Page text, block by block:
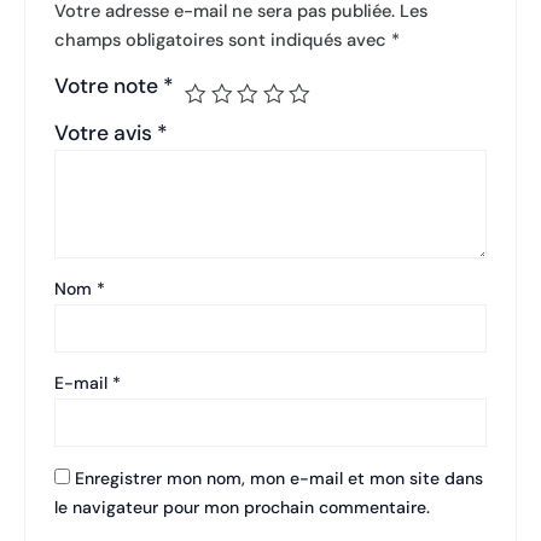
Votre adresse e-mail ne sera pas publiée. Les
champs obligatoires sont indiqués avec *
Votre note *
Votre avis *
Nom *
E-mail *
Enregistrer mon nom, mon e-mail et mon site dans
le navigateur pour mon prochain commentaire.